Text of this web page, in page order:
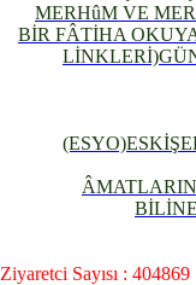
MERHûM VE
BİR FÂTİHA
Ziyaretci Sayısı : 404869